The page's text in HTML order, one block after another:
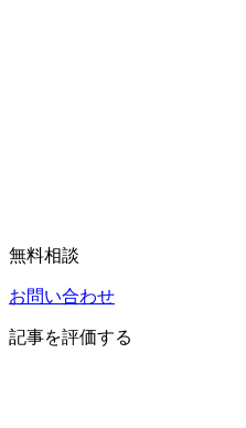
無料相談
お問い合わせ
記事を評価する